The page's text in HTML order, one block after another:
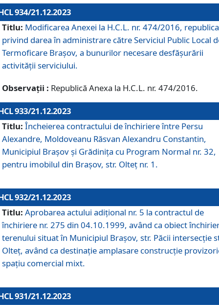
934/21.12.2023
Titlu: Modificarea Anexei la H.C.L. nr. 474/2016,
privind darea în administrare către Serviciul Public Local
Termoficare Braşov, a bunurilor necesare desfăşurării
activităţii serviciului.
Observații : Republică Anexa la H.C.L. nr. 474/2016.
933/21.12.2023
Titlu: Încheierea contractului de închiriere între Persu
Alexandre, Moldoveanu Răsvan Alexandru Constantin,
Municipiul Braşov şi Grădinița cu Program Normal nr. 32,
pentru imobilul din Brașov, str. Olteț nr. 1.
932/21.12.2023
Titlu: Aprobarea actului adițional nr. 5 la contractul de
închiriere nr. 275 din 04.10.1999, având ca obiect
terenului situat în Municipiul Brașov, str. Păcii intersecție
Olteț, având ca destinație amplasare construcție
spațiu comercial mixt.
931/21.12.2023